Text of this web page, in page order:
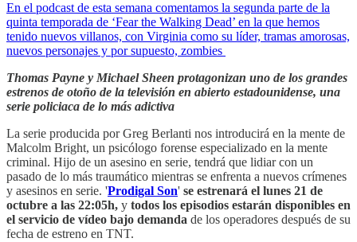
En el podcast de esta semana comentamos la segunda parte de la
quinta temporada de ‘Fear the Walking Dead’ en la que hemos
tenido nuevos villanos, con Virginia como su líder, tramas amorosas,
nuevos personajes y por supuesto, zombies
Thomas Payne y Michael Sheen protagonizan uno de los grandes
estrenos de otoño de la televisión en abierto estadounidense, una
serie policiaca de lo más adictiva
La serie producida por Greg Berlanti nos introducirá en la mente de
Malcolm Bright, un psicólogo forense especializado en la mente
criminal. Hijo de un asesino en serie, tendrá que lidiar con un
pasado de lo más traumático mientras se enfrenta a nuevos crímenes
y asesinos en serie. 'Prodigal Son' se estrenará el lunes 21 de
octubre a las 22:05h, y todos los episodios estarán disponibles en
el servicio de vídeo bajo demanda de los operadores después de su
fecha de estreno en TNT.